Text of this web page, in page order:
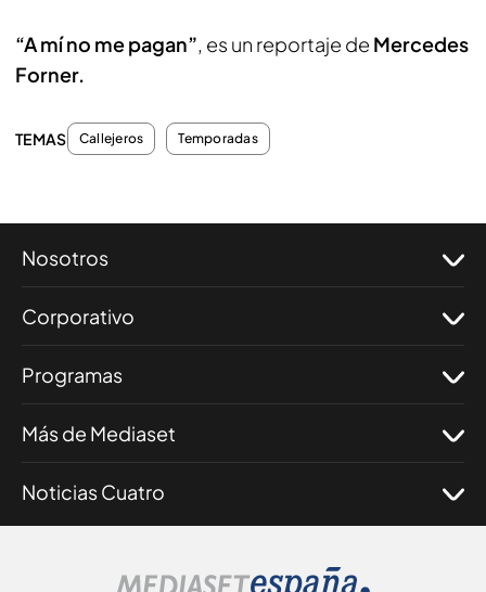
“A mí no me pagan”, es un reportaje de Mercedes
Forner.
TEMAS Callejeros Temporadas
Nosotros
Corporativo
Programas
Más de Mediaset
Noticias Cuatro